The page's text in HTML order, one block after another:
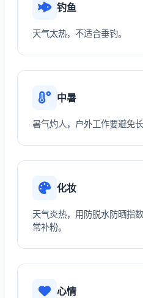
钓鱼
天气太热，不适合垂钓。
中暑
暑气灼人，户外工作要避免
化妆
天气炎热，用防脱水防晒指
常补粉。
心情